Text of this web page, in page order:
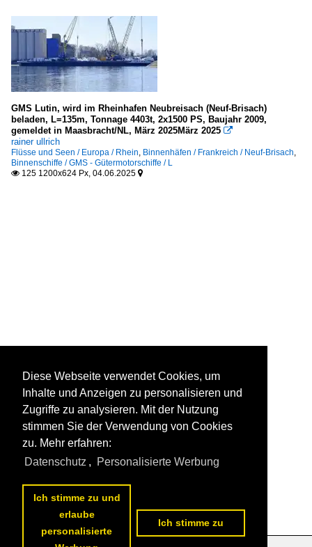
GMS Lutin, wird im Rheinhafen Neubreisach (Neuf-Brisach)
beladen, L=135m, Tonnage 4403t, 2x1500 PS, Baujahr 2009,
gemeldet in Maasbracht/NL, März 2025März 2025 
rainer ullrich
Flüsse und Seen / Europa / Rhein, Binnenhäfen / Frankreich / Neuf-Brisach,
Binnenschiffe / GMS - Gütermotorschiffe / L
 125 1200x624 Px, 04.06.2025 
Diese Webseite verwendet Cookies, um
Inhalte und Anzeigen zu personalisieren und
Zugriffe zu analysieren. Mit der Nutzung
stimmen Sie der Verwendung von Cookies
zu. Mehr erfahren:
Datenschutz , Personalisierte Werbung
Ich stimme zu und
erlaube
personalisierte
Ich stimme zu